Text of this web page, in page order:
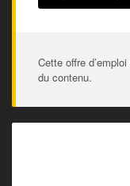
Cette offre
du contenu.